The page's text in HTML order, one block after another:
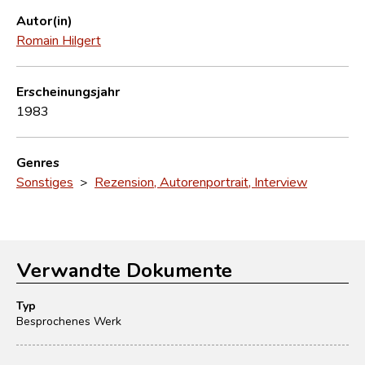
Autor(in)
Romain Hilgert
Erscheinungsjahr
1983
Genres
Sonstiges > Rezension, Autorenportrait, Interview
Verwandte Dokumente
Typ
Besprochenes Werk